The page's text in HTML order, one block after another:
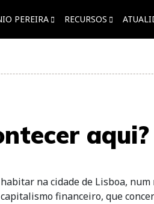
PEREIRA RECURSOS
aqui?
na cidade de Lisboa, num
financeiro, que